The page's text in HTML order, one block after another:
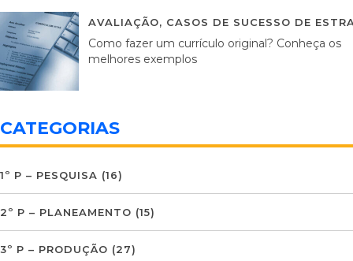
AVALIAÇÃO, CASOS DE SUCESSO DE
Como fazer um currículo original? Conheça os
melhores exemplos
CATEGORIAS
1º P – PESQUISA (16)
2º P – PLANEAMENTO (15)
3º P – PRODUÇÃO (27)